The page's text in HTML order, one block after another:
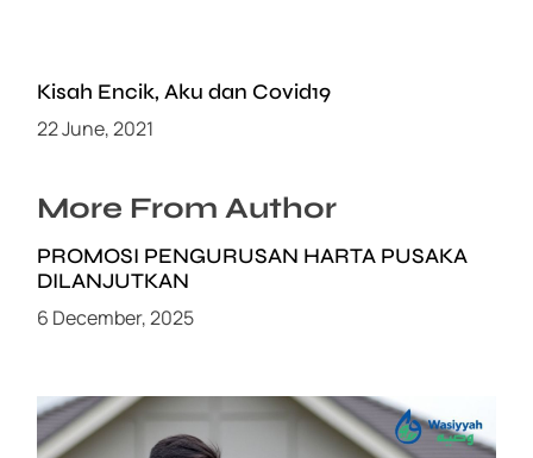
Kisah Encik, Aku dan Covid19
22 June, 2021
More From Author
PROMOSI PENGURUSAN HARTA PUSAKA
DILANJUTKAN
6 December, 2025